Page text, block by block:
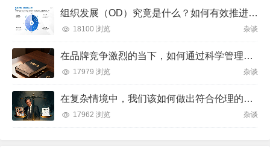
组织发展（OD）究竟是什么？如何有效推进并解决企业管理难题？
18100 浏览 杂谈
在品牌竞争激烈的当下，如何通过科学管理让品牌成为消费者心中不可替代的存在？
17979 浏览 杂谈
在复杂情境中，我们该如何做出符合伦理的决策？
17962 浏览 杂谈